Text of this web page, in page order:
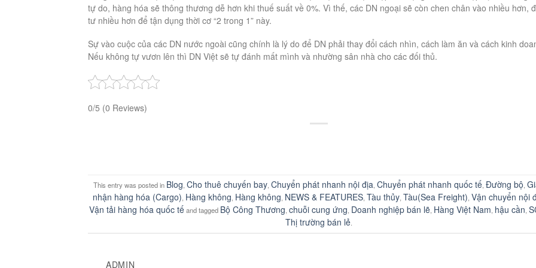
tự do, hàng hóa sẽ thông thương dễ hơn khi thuế suất về 0%. Vì thế, các DN ngoại sẽ còn chen chân vào nhiều hơn,
tư nhiều hơn để tận dụng thời cơ “2 trong 1” này.
Sự vào cuộc của các DN nước ngoài cũng chính là lý do để DN phải thay đổi cách nhìn, cách làm ăn và cách kinh
Nếu không tự vươn lên thì DN Việt sẽ tự đánh mất mình và nhường sân nhà cho các đối thủ.
0/5 (0 Reviews)
This entry was posted in Blog, Cho thuê chuyến bay, Chuyển phát nhanh nội địa, Chuyển phát nhanh quốc tế, Đường bộ,
nhận hàng hóa (Cargo), Hàng không, Hàng không, NEWS & FEATURES, Tàu thủy, Tàu(Sea Freight), Vận chuyển nội
Vận tải hàng hóa quốc tếand tagged Bộ Công Thương, chuỗi cung ứng, Doanh nghiệp bán lẽ, Hàng Việt Nam, hậu cần,
Thị trường bán lẻ.
ADMIN